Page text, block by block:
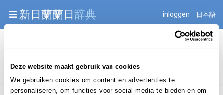
Deze website maakt gebruik van cookies
We gebruiken cookies om content en advertenties te
personaliseren, om functies voor social media te bieden en om
Warning: Undefined array key "jnnjuid" in
/mnt/web216/d2/76/52236976/htdocs/jnnj-prod/search.php
新日蘭蘭日辞典 inloggen 日本語